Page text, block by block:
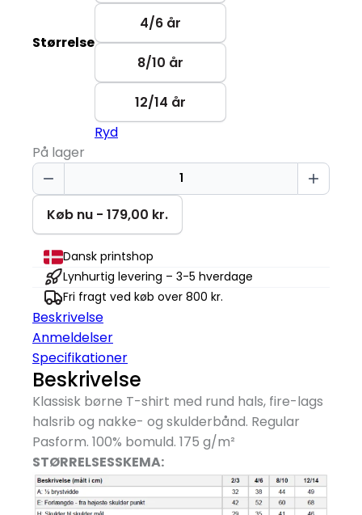
Størrelse
4/6 år
8/10 år
12/14 år
Ryd
På lager
Chillin'
T-
shirt
|
Børn
antal
Køb nu - 179,00 kr.
Dansk printshop
Lynhurtig levering – 3-5 hverdage
Fri fragt ved køb over 800 kr.
Beskrivelse
Anmeldelser
Specifikationer
Beskrivelse
Klassisk børne T-shirt med rund hals, fire-lags
halsrib og nakke- og skulderbånd. Regular
Pasform. 100% bomuld. 175 g/m²
STØRRELSESSKEMA: